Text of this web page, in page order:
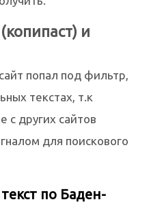
и
попал под фильтр,
текстах, т.к
с других сайтов
для поискового
по Баден-